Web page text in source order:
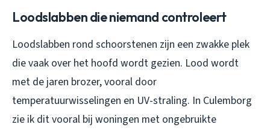
Loodslabben die niemand controleert
Loodslabben rond schoorstenen zijn een zwakke plek
die vaak over het hoofd wordt gezien. Lood wordt
met de jaren brozer, vooral door
temperatuurwisselingen en UV-straling. In Culemborg
zie ik dit vooral bij woningen met ongebruikte